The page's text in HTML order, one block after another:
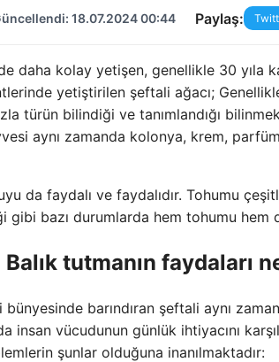
18.07.2024 00:44 Paylaş:
daha kolay yetişen, genellikle 30 yıla
yetiştirilen şeftali ağacı;
türün bilindiği ve tanımlandığı
aynı zamanda kolonya, krem,
da faydalı ve faydalıdır. Tohumu
gibi bazı durumlarda hem tohumu hem
tutmanın faydaları
barındıran şeftali aynı
insan vücudunun günlük ihtiyacını
şunlar olduğuna inanılmaktadır: